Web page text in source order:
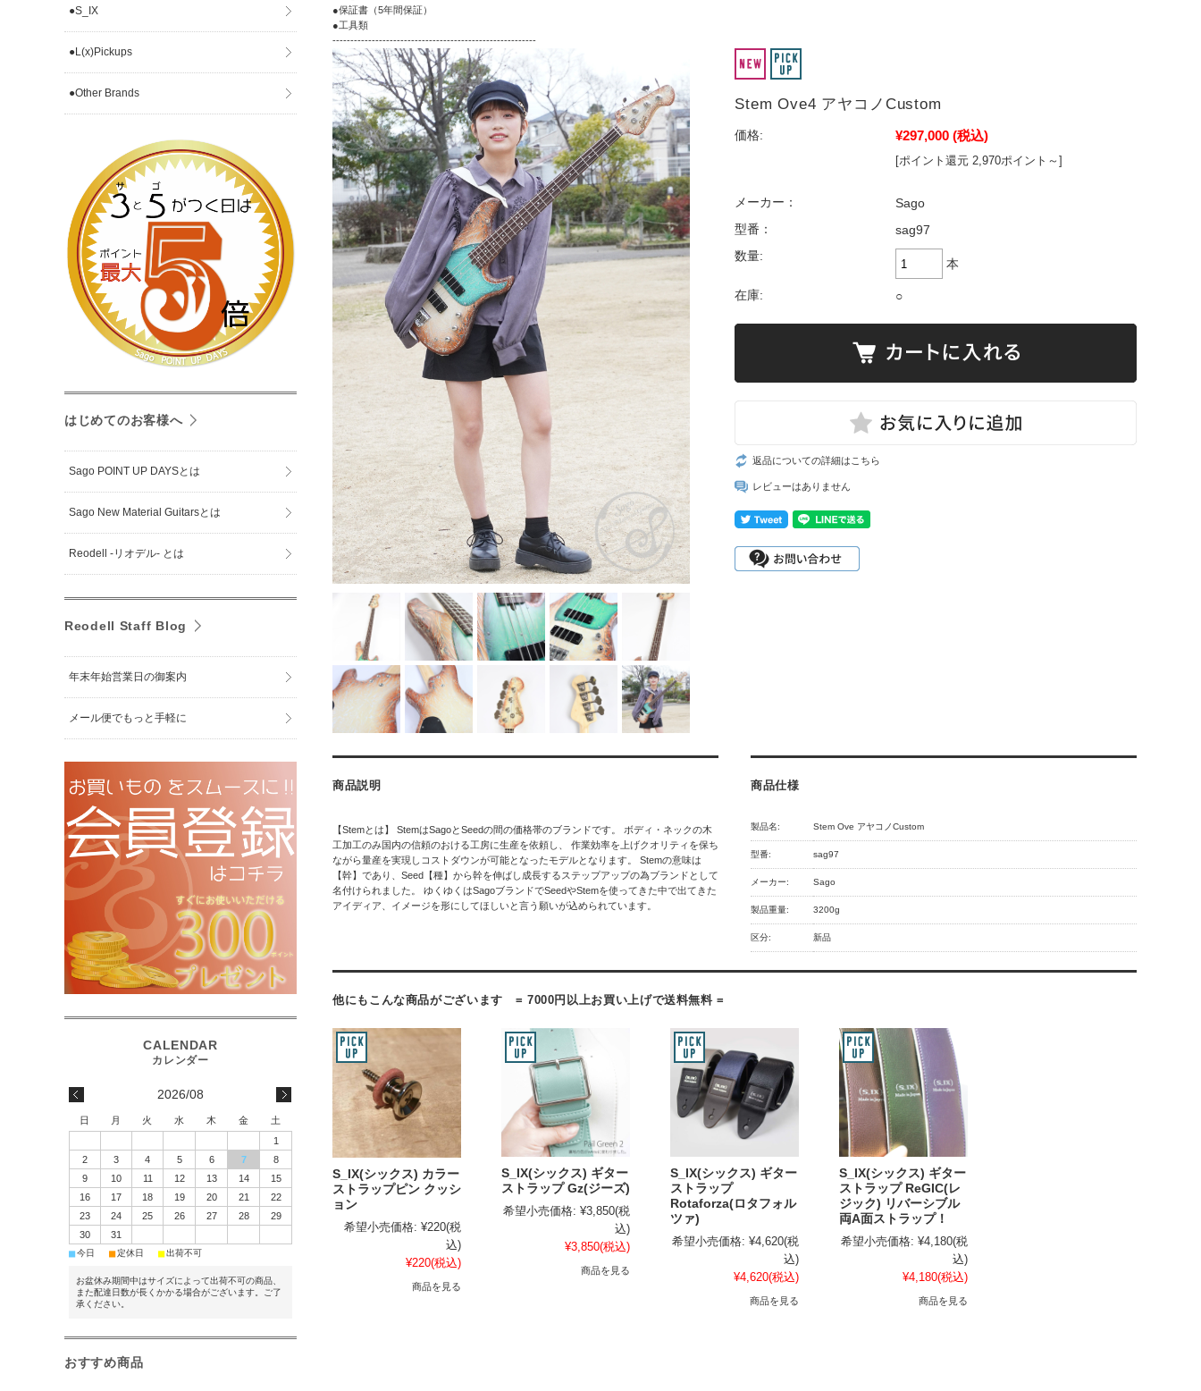
●保証書（5年間保証）
●工具類
---------------------------------------------------------
Stem Ove4 アヤコノCustom
価格: ¥297,000 (税込)
[ポイント還元 2,970ポイント～]
メーカー：
Sago
型番：
sag97
数量:
本
在庫: ○
返品についての詳細はこちら
レビューはありません
商品説明
【Stemとは】 StemはSagoとSeedの間の価格帯のブランドです。 ボディ・ネックの木
工加工のみ国内の信頼のおける工房に生産を依頼し、 作業効率を上げクオリティを保ち
ながら量産を実現しコストダウンが可能となったモデルとなります。 Stemの意味は
【幹】であり、Seed【種】から幹を伸ばし成長するステップアップの為ブランドとして
名付けられました。 ゆくゆくはSagoブランドでSeedやStemを使ってきた中で出てきた
アイディア、イメージを形にしてほしいと言う願いが込められています。
商品仕様
製品名: Stem Ove アヤコノCustom
型番: sag97
メーカー: Sago
製品重量: 3200g
区分: 新品
他にもこんな商品がございます = 7000円以上お買い上げで送料無料 =
S_IX(シックス) カラー
ストラップピン クッシ
ョン
希望小売価格: ¥220(税
込)
¥220(税込)
商品を見る
S_IX(シックス) ギター
ストラップ Gz(ジーズ)
希望小売価格: ¥3,850(税
込)
¥3,850(税込)
商品を見る
S_IX(シックス) ギター
ストラップ
Rotaforza(ロタフォル
ツァ)
希望小売価格: ¥4,620(税
込)
¥4,620(税込)
商品を見る
S_IX(シックス) ギター
ストラップ ReGIC(レ
ジック) リバーシブル
両A面ストラップ！
希望小売価格: ¥4,180(税
込)
¥4,180(税込)
商品を見る
●S_IX
●L(x)Pickups
●Other Brands
はじめてのお客様へ
Sago POINT UP DAYSとは
Sago New Material Guitarsとは
Reodell -リオデル- とは
Reodell Staff Blog
年末年始営業日の御案内
メール便でもっと手軽に
2026/08
日 月 火 水 木 金
土
1
2
3 4 5 6 7
8
9
10 11 12 13 14
15
16
17 18 19 20 21
22
23
24 25 26 27 28
29
30
31
■今日 ■定休日 ■出荷不可
お盆休み期間中はサイズによって出荷不可の商品、
また配達日数が長くかかる場合がございます。ご了
承ください。
おすすめ商品